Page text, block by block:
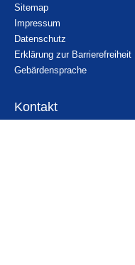
Sitemap
Impressum
Datenschutz
Erklärung zur Barrierefreiheit
Gebärdensprache
Kontakt